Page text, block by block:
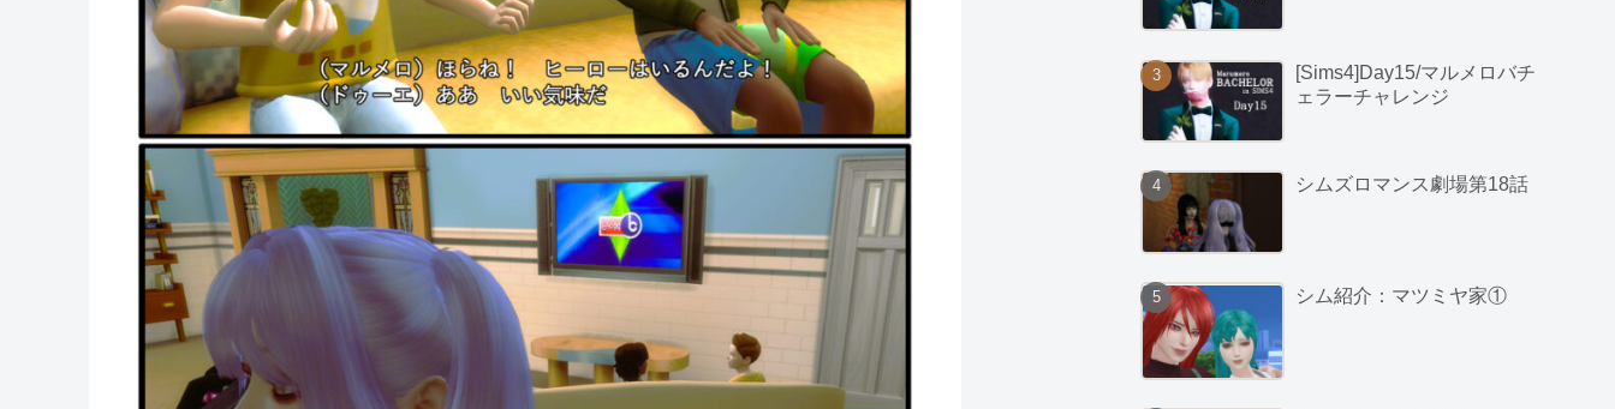
[Sims4]Day15/マルメロバチ
ェラーチャレンジ
シムズロマンス劇場第18話
シム紹介：マツミヤ家①